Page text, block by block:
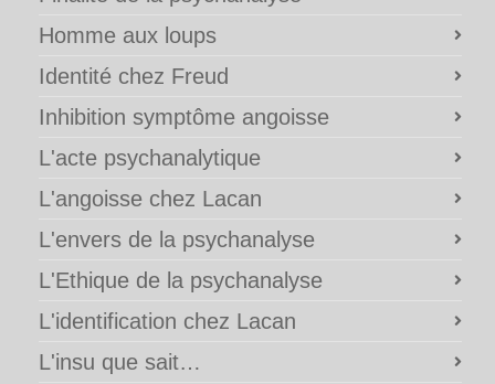
Homme aux loups
Identité chez Freud
Inhibition symptôme angoisse
L'acte psychanalytique
L'angoisse chez Lacan
L'envers de la psychanalyse
L'Ethique de la psychanalyse
L'identification chez Lacan
L'insu que sait…